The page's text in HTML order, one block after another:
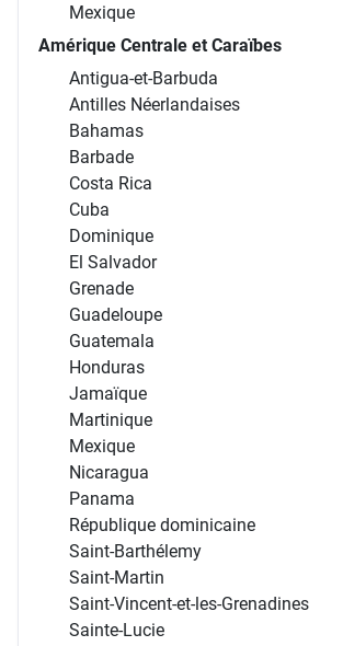
Mexique
Amérique Centrale et Caraïbes
Antigua-et-Barbuda
Antilles Néerlandaises
Bahamas
Barbade
Costa Rica
Cuba
Dominique
El Salvador
Grenade
Guadeloupe
Guatemala
Honduras
Jamaïque
Martinique
Mexique
Nicaragua
Panama
République dominicaine
Saint-Barthélemy
Saint-Martin
Saint-Vincent-et-les-Grenadines
Sainte-Lucie